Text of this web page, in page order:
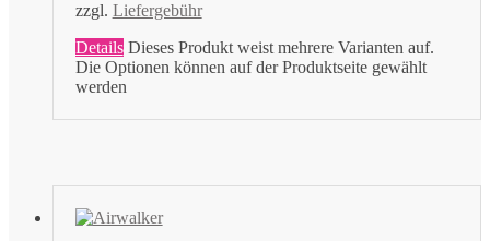
zzgl. Liefergebühr
Details Dieses Produkt weist mehrere Varianten auf.
Die Optionen können auf der Produktseite gewählt
werden